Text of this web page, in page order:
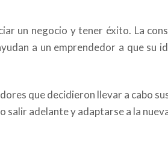
un negocio y tener éxito. La
a un emprendedor a que su
que decidieron llevar a cabo
salir adelante y adaptarse a la